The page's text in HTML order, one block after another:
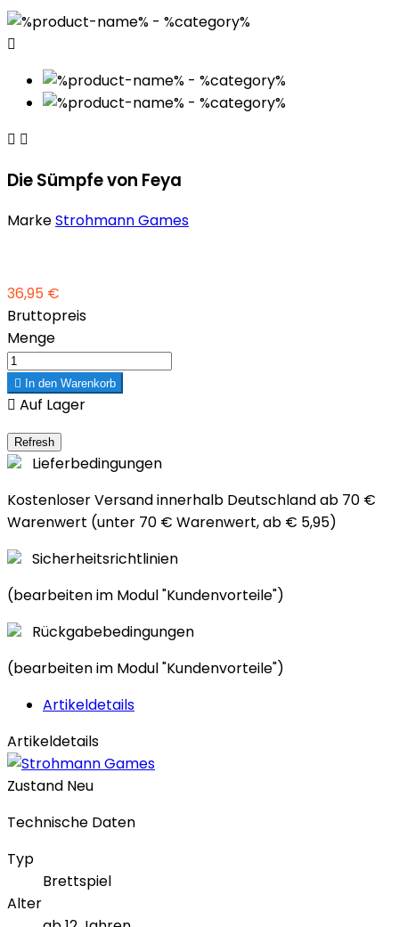

 
Die Sümpfe von Feya
MarkeStrohmann Games
36,95 €
Bruttopreis
Menge
 In den Warenkorb
 Auf Lager
Lieferbedingungen
Kostenloser Versand innerhalb Deutschland ab 70 €
Warenwert (unter 70 € Warenwert, ab € 5,95)
Sicherheitsrichtlinien
(bearbeiten im Modul "Kundenvorteile")
Rückgabebedingungen
(bearbeiten im Modul "Kundenvorteile")
Artikeldetails
Artikeldetails
Zustand Neu
Technische Daten
Typ
Brettspiel
Alter